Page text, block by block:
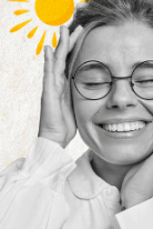
INCIBE-
de seguridad
entidades de